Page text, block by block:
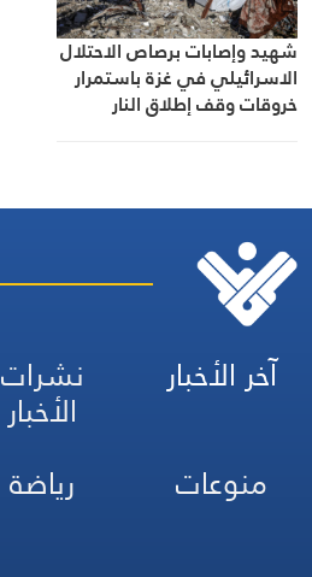
شهيد وإصابات برصاص الاحتلال
الاسرائيلي في غزة باستمرار
خروقات وقف إطلاق النار
آخر الأخبار نشرات
الأخبار
منوعات
رياضة